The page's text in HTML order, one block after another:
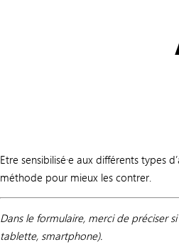
Etre sensibilisé·e aux différents types
méthode pour mieux les contrer.
Dans le formulaire, merci de préciser
tablette, smartphone).